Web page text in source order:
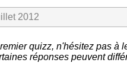
2012
quizz, n'hésitez pas à
réponses peuvent